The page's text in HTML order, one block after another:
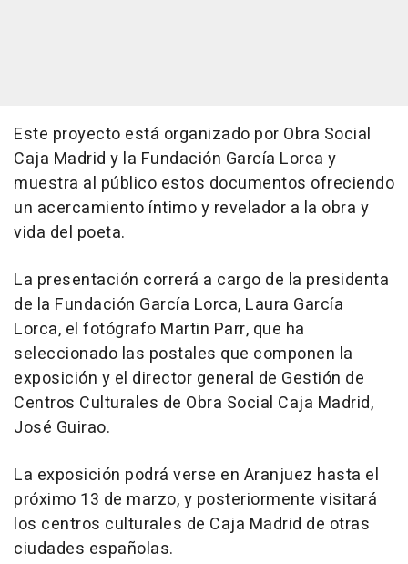
Este proyecto está organizado por Obra Social
Caja Madrid y la Fundación García Lorca y
muestra al público estos documentos ofreciendo
un acercamiento íntimo y revelador a la obra y
vida del poeta.
La presentación correrá a cargo de la presidenta
de la Fundación García Lorca, Laura García
Lorca, el fotógrafo Martin Parr, que ha
seleccionado las postales que componen la
exposición y el director general de Gestión de
Centros Culturales de Obra Social Caja Madrid,
José Guirao.
La exposición podrá verse en Aranjuez hasta el
próximo 13 de marzo, y posteriormente visitará
los centros culturales de Caja Madrid de otras
ciudades españolas.